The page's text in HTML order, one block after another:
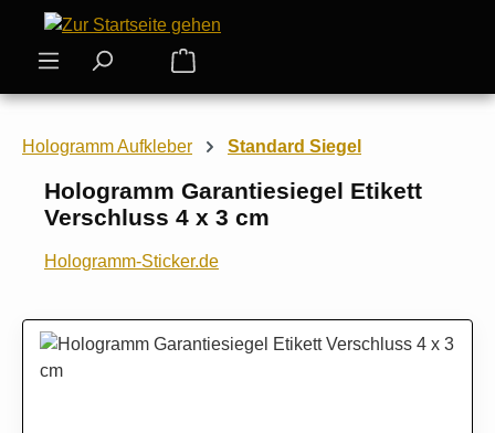
Zum Hauptinhalt springen
Warenkorb enthält 0 Positionen.
Hologramm Aufkleber Standard Siegel
Hologramm Garantiesiegel Etikett
Verschluss 4 x 3 cm
Hologramm-Sticker.de
Bildergalerie überspringen